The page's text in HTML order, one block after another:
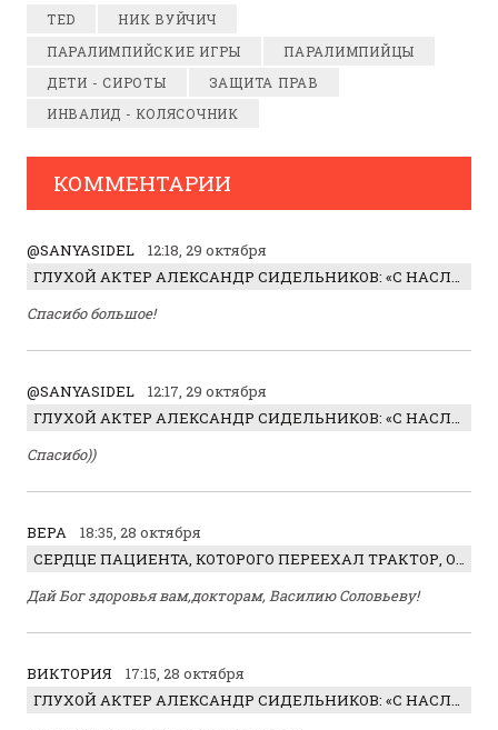
TED
НИК ВУЙЧИЧ
ПАРАЛИМПИЙСКИЕ ИГРЫ
ПАРАЛИМПИЙЦЫ
ДЕТИ - СИРОТЫ
ЗАЩИТА ПРАВ
ИНВАЛИД - КОЛЯСОЧНИК
КОММЕНТАРИИ
@SANYASIDEL
12:18, 29 октября
ГЛУХОЙ АКТЕР АЛЕКСАНДР СИДЕЛЬНИКОВ: «С НАСЛАЖДЕНИЕМ ИГРАЛ ОТРИЦАТЕЛЬНОГО ГЕРОЯ!»
Спасибо большое!
@SANYASIDEL
12:17, 29 октября
ГЛУХОЙ АКТЕР АЛЕКСАНДР СИДЕЛЬНИКОВ: «С НАСЛАЖДЕНИЕМ ИГРАЛ ОТРИЦАТЕЛЬНОГО ГЕРОЯ!»
Спасибо))
ВЕРА
18:35, 28 октября
СЕРДЦЕ ПАЦИЕНТА, КОТОРОГО ПЕРЕЕХАЛ ТРАКТОР, ОБНАРУЖИЛИ… В ЖИВОТЕ
Дай Бог здоровья вам,докторам, Василию Соловьеву!
ВИКТОРИЯ
17:15, 28 октября
ГЛУХОЙ АКТЕР АЛЕКСАНДР СИДЕЛЬНИКОВ: «С НАСЛАЖДЕНИЕМ ИГРАЛ ОТРИЦАТЕЛЬНОГО ГЕРОЯ!»